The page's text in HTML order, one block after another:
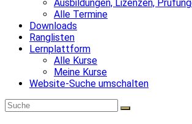
Ausbildungen, Lizenzen,
Alle Termine
Downloads
Ranglisten
Lernplattform
Alle Kurse
Meine Kurse
Website-Suche umschalten